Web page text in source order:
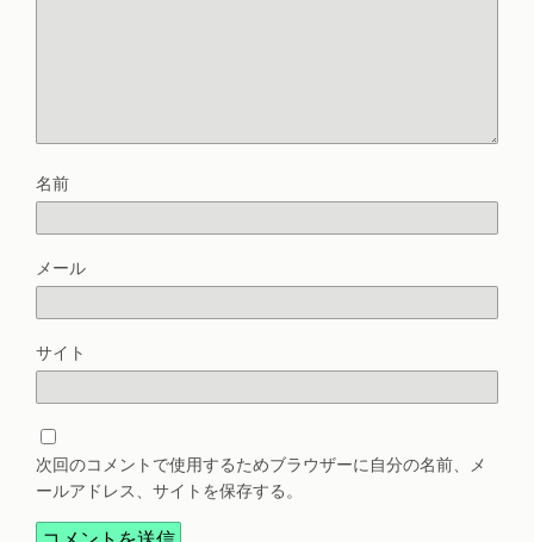
名前
メール
サイト
次回のコメントで使用するためブラウザーに自分の名前、メ
ールアドレス、サイトを保存する。